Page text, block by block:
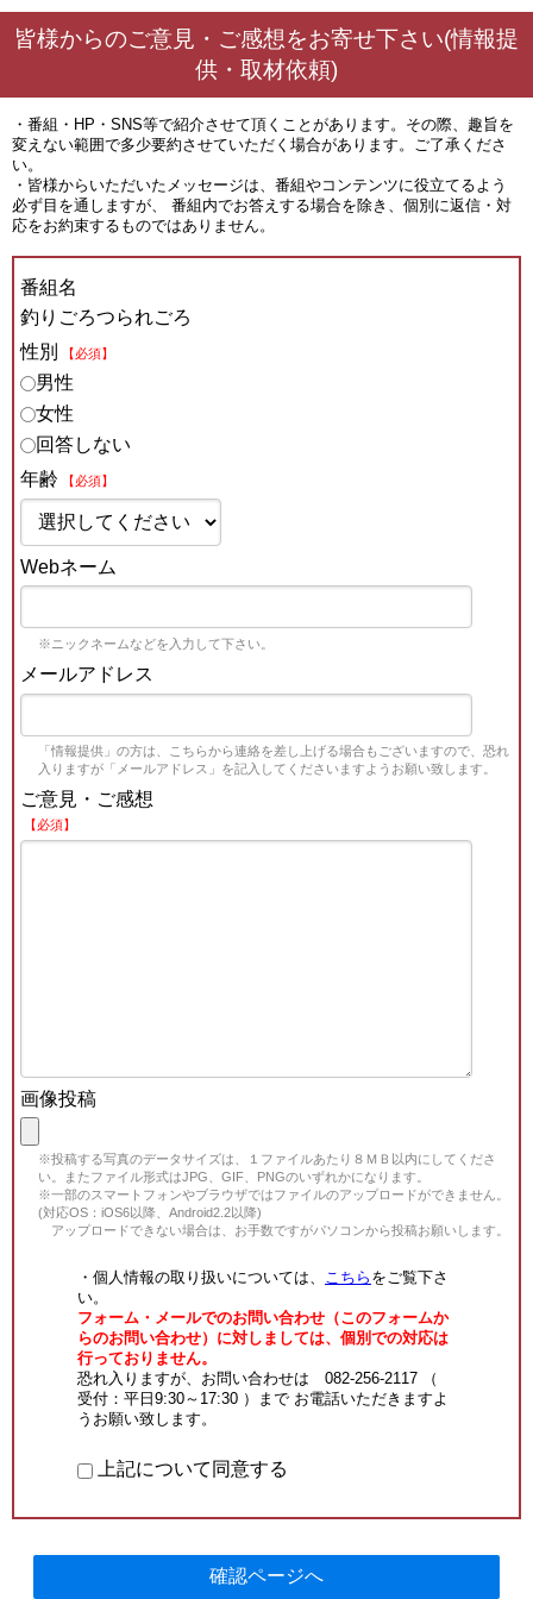
皆様からのご意見・ご感想をお寄せ下さい(情報提
供・取材依頼)
・番組・HP・SNS等で紹介させて頂くことがあります。その際、趣旨を
変えない範囲で多少要約させていただく場合があります。ご了承くださ
い。
・皆様からいただいたメッセージは、番組やコンテンツに役立てるよう
必ず目を通しますが、 番組内でお答えする場合を除き、個別に返信・対
応をお約束するものではありません。
番組名
釣りごろつられごろ
性別
【必須】
男性
女性
回答しない
年齢
【必須】
Webネーム
※ニックネームなどを入力して下さい。
メールアドレス
「情報提供」の方は、こちらから連絡を差し上げる場合もございますので、恐れ
入りますが「メールアドレス」を記入してくださいますようお願い致します。
ご意見・ご感想
【必須】
画像投稿
※投稿する写真のデータサイズは、１ファイルあたり８ＭＢ以内にしてくださ
い。またファイル形式はJPG、GIF、PNGのいずれかになります。
※一部のスマートフォンやブラウザではファイルのアップロードができません。
(対応OS：iOS6以降、Android2.2以降)
アップロードできない場合は、お手数ですがパソコンから投稿お願いします。
・個人情報の取り扱いについては、 こちら をご覧下さ
い。
フォーム・メールでのお問い合わせ（このフォームか
らのお問い合わせ）に対しましては、個別での対応は
行っておりません。
恐れ入りますが、お問い合わせは 082-256-2117 （
受付：平日9:30～17:30 ）まで お電話いただきますよ
うお願い致します。
上記について同意する
確認ページへ